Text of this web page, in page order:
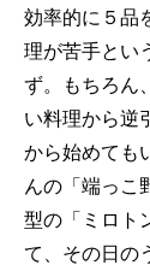
効率的に５品
理が苦手とい
ず。もちろん
い料理から逆
から始めても
んの「端っこ
型の「ミロト
て、その日の